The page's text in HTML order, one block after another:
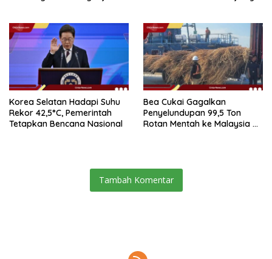
Korea Selatan Hadapi Suhu
Rekor 42,5°C, Pemerintah
Tetapkan Bencana Nasional
Bea Cukai Gagalkan
Penyelundupan 99,5 Ton
Rotan Mentah ke Malaysia di
Tambah Komentar